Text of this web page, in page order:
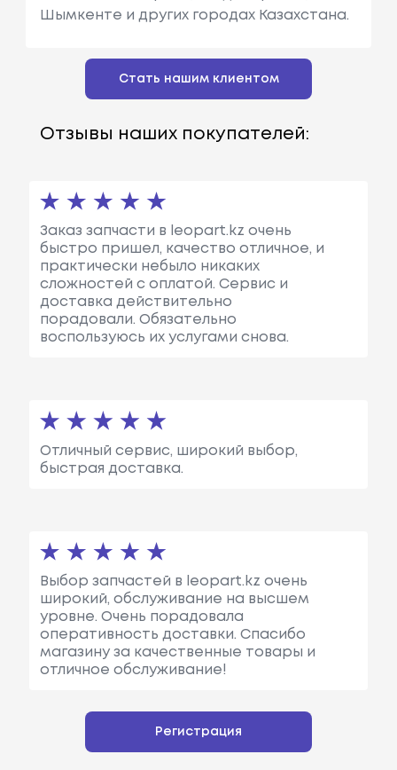
Шымкенте и других городах Казахстана.
Стать нашим клиентом
Отзывы наших покупателей:
Заказ запчасти в leopart.kz очень
быстро пришел, качество отличное, и
практически небыло никаких
сложностей с оплатой. Сервис и
доставка действительно
порадовали. Обязательно
воспользуюсь их услугами снова.
Отличный сервис, широкий выбор,
быстрая доставка.
Выбор запчастей в leopart.kz очень
широкий, обслуживание на высшем
уровне. Очень порадовала
оперативность доставки. Спасибо
магазину за качественные товары и
отличное обслуживание!
Регистрация